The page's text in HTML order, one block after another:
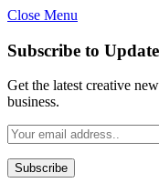
Close Menu
Subscribe to
Get the latest creative
business.